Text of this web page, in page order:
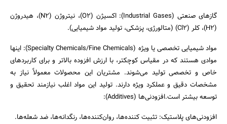
جستجو
گازهای صنعتی (Industrial Gases): اکسیژن (O2)، نیتروژن (N2)، هیدروژن
(H2)، کلر (Cl2) (متالورژی، پزشکی، تولید مواد شیمیایی).
مواد شیمیایی تخصصی یا ویژه (Specialty Chemicals/Fine Chemicals): اینها
موادی هستند که در مقیاس کوچکتر، با ارزش افزوده بالاتر و برای کاربردهای
خاص و تخصصی تولید می‌شوند. مشتریان این محصولات معمولاً نیاز به
مشخصات دقیق و عملکرد ویژه دارند. تولید این مواد اغلب نیازمند تحقیق و
توسعه بیشتر است.افزودنی‌ها (Additives):
افزودنی‌های پلاستیک: تثبیت کننده‌ها، روان‌کننده‌ها، رنگدانه‌ها، ضد شعله‌ها.